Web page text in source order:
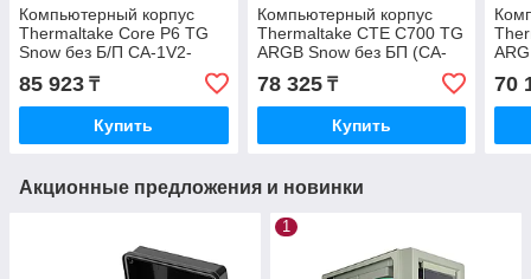
Компьютерный корпус
Thermaltake Core P6 TG
Snow без Б/П CA-1V2-
00M6WN-00
85 923 ₸
Купить
Компьютерный корпус
Thermaltake CTE C700 TG
ARGB Snow без БП (CA-
1X7-00F6WN-01)
78 325₸
Купить
70
Акционные предложения и новинки
1